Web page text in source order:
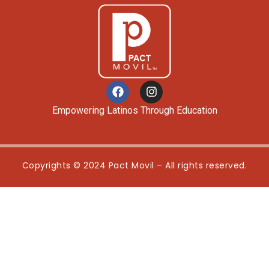
Empowering Latinos Through Education
Copyrights © 2024 Pact Movil – All rights reserved.